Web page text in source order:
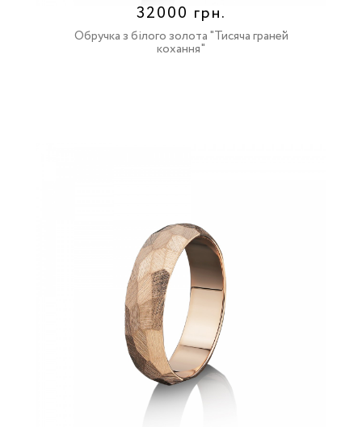
32000 грн.
Обручка з білого золота "Тисяча граней
кохання"